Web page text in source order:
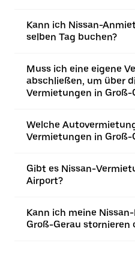
Kann ich Nissan-
selben Tag buchen?
Muss ich eine eigene
abschließen, um über
Vermietungen in Groß-
Welche
Vermietungen in Groß-
Gibt es Nissan-
Airport?
Kann ich meine
Groß-Gerau stornieren